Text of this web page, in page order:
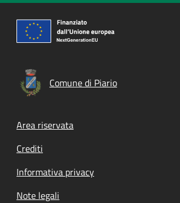
Comune di Piario
Footer menu
Area riservata
Crediti
Informativa privacy
Note legali